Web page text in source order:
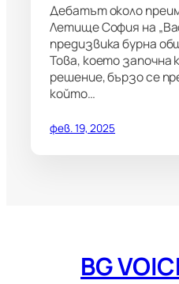
Дебатът около
Летище София на
предизвика бурна
Това, което започна
решение, бързо се
който…
фев. 19, 2025
BG